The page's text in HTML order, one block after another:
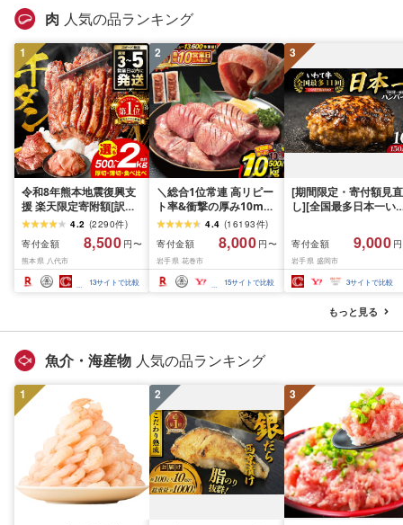
肉 人気の品ランキング
1
令和8年熊本地震復興支
援 楽天限定寄附額[訳あ
り]牛タン 500g〜2kg 肉
牛肉 訳あり 牛タン 冷凍
小分け 厚切り 薄切り 食
べ比べ 500g 1kg 1.5kg
2kg 牛 人気 ビーフ 牛た
ん ふるさと納税 ランキ
4.2 (2290件)
寄付金額
8,500 円〜
熊本県 八代市
13サイトで比較
2
＼総合1位常連 高リピー
ト率&衝撃の厚み10mm
厚切り牛タン 塩味/ ≪ス
ピード発送!!10営業日以
内発送≫ 選べる内容量
500g / 1kg 定期便 毎月
届く 牛肉 肉 BBQ ふるさ
と 人気 ランキング 岩手
4.4 (16193件)
寄付金額
8,000 円〜
岩手県 花巻市
15サイトで比較
3
[期間限定・寄付額見直
し][全国最多日本一い
1.5kg(150g×10個) い
て牛 × 岩中豚 ハンバー
グ 合挽き 合い挽き 黒
和牛 人気 冷凍 個包装
分け 冷凍 牛肉 豚肉 和
ビーフ ポーク はんば
ぐ 挽肉 お肉 ミンチ 肉
お弁当 hannba-gu ラ
寄付金額 9,000
岩手県 盛岡市
3サイトで比較
もっと見る
魚介・海産物 人気の品ランキング
1 2 3